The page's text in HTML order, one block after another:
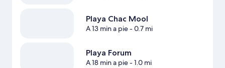
Playa Chac Mool
A 13 min a pie- 0.7 mi
Playa Forum
A 18 min a pie- 1.0 mi